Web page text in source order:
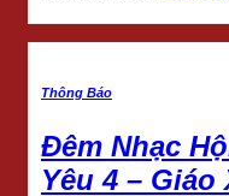
Thông Báo
Đêm Nhạc
Yêu 4 –